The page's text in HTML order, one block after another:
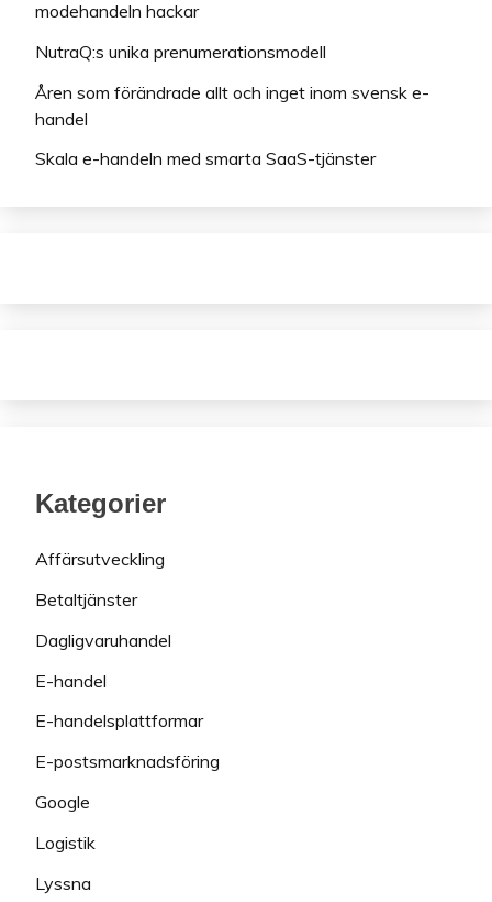
modehandeln hackar
NutraQ:s unika prenumerationsmodell
Åren som förändrade allt och inget inom svensk e-
handel
Skala e-handeln med smarta SaaS-tjänster
Kategorier
Affärsutveckling
Betaltjänster
Dagligvaruhandel
E-handel
E-handelsplattformar
E-postsmarknadsföring
Google
Logistik
Lyssna